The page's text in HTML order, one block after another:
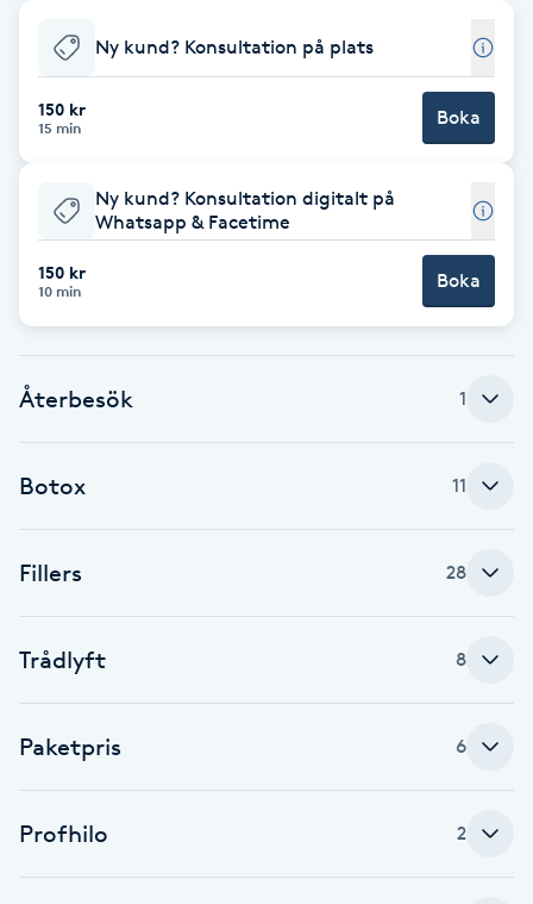
Babylights
Balayage
Barber
Blowout
Brynformning
Brynplockning
Celluliter
Ny kund? Konsultation på plats
150 kr
15 min Boka
Ny kund? Konsultation digitalt på
Whatsapp & Facetime
150 kr
10 min Boka
Återbesök 1
Botox 11
Fillers 28
Trådlyft 8
Paketpris 6
Profhilo 2